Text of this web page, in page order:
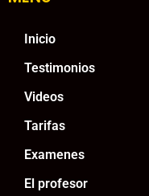
Inicio
Testimonios
Videos
Tarifas
Examenes
El profesor